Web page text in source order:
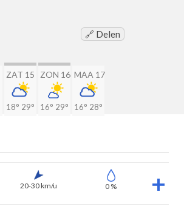
🔗 Delen
ZAT 15
18° 29°
ZON 16
16° 29°
MAA 17
16° 28°
20-30 km/u 0 %